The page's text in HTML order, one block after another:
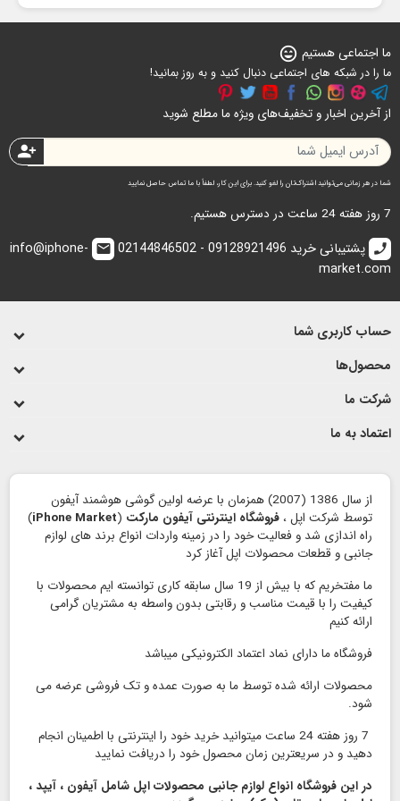
ما اجتماعی هستیم sentiment_very_satisfied
ما را در شبکه های اجتماعی دنبال کنید و به روز بمانید!
از آخرین اخبار و تخفیف‌های ویژه ما مطلع شوید
person_add
شما در هر زمانی می‌توانید اشتراک‌تان را لغو کنید. برای این کار، لطفاً با ما تماس حاصل نمایید
7 روز هفته 24 ساعت در دسترس هستیم.
call پشتیبانی خرید 09128921496 - 02144846502 email
info@iphone-
market.com
حساب کاربری شما
محصول‌ها
شرکت ما
اعتماد به ما
از سال 1386 (2007) همزمان با عرضه اولین گوشی هوشمند آیفون
توسط شرکت اپل ، فروشگاه اینترنتی آیفون مارکت (
iPhone Market
)
راه اندازی شد و فعالیت خود را در زمینه واردات انواع برند های لوازم
جانبی و قطعات محصولات اپل آغاز کرد
ما مفتخریم که با بیش از 19 سال سابقه کاری توانسته ایم محصولات با
کیفیت را با قیمت مناسب و رقابتی بدون واسطه به مشتریان گرامی
ارائه کنیم
فروشگاه ما دارای نماد اعتماد الكترونیكی میباشد
محصولات ارائه شده توسط ما به صورت عمده و تک فروشی عرضه می
شود.
7 روز هفته 24 ساعت میتوانید خرید خود را اینترنتی با اطمینان انجام
دهید و در سریعترین زمان محصول خود را دریافت نمایید
در این فروشگاه انواع لوازم جانبی محصولات اپل شامل آیفون ، آیپد ،